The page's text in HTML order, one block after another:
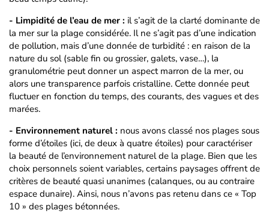
- Limpidité de l’eau de mer : il s’agit de la clarté dominante de
la mer sur la plage considérée. Il ne s’agit pas d’une indication
de pollution, mais d’une donnée de turbidité : en raison de la
nature du sol (sable fin ou grossier, galets, vase…), la
granulométrie peut donner un aspect marron de la mer, ou
alors une transparence parfois cristalline. Cette donnée peut
fluctuer en fonction du temps, des courants, des vagues et des
marées.
- Environnement naturel : nous avons classé nos plages sous
forme d’étoiles (ici, de deux à quatre étoiles) pour caractériser
la beauté de l’environnement naturel de la plage. Bien que les
choix personnels soient variables, certains paysages offrent de
critères de beauté quasi unanimes (calanques, ou au contraire
espace dunaire). Ainsi, nous n’avons pas retenu dans ce « Top
10 » des plages bétonnées.